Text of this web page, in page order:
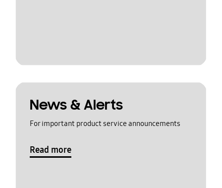
News & Alerts
For important product service announcements
Read more